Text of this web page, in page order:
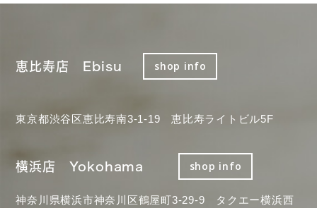
恵比寿店 Ebisu shop info
東京都渋谷区恵比寿南3-1-19 恵比寿ライトビル5F
横浜店 Yokohama shop info
神奈川県横浜市神奈川区鶴屋町3-29-9 タクエー横浜西